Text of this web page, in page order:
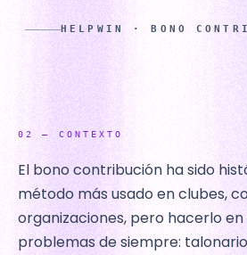
HELPWIN ·BONO
02 — CONTEXTO
El bono contribución ha sido
método más usado en clubes,
organizaciones, pero hacerlo
problemas de siempre: